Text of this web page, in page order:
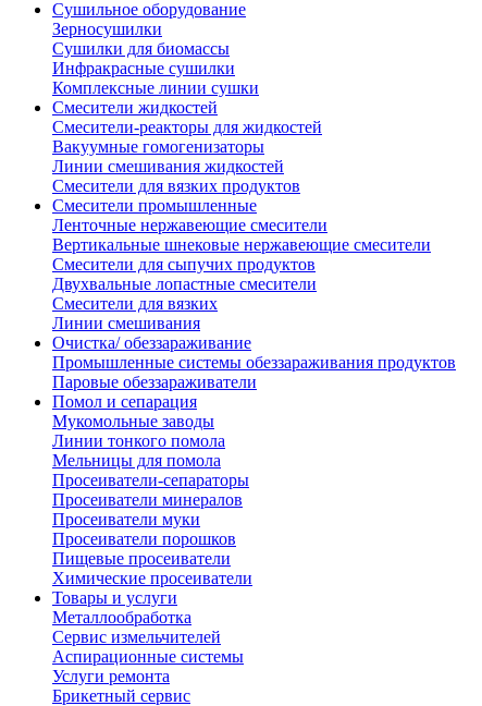
Сушильное оборудование
Зерносушилки
Сушилки для биомассы
Инфракрасные сушилки
Комплексные линии сушки
Смесители жидкостей
Смесители-реакторы для жидкостей
Вакуумные гомогенизаторы
Линии смешивания жидкостей
Смесители для вязких продуктов
Смесители промышленные
Ленточные нержавеющие смесители
Вертикальные шнековые нержавеющие смесители
Смесители для сыпучих продуктов
Двухвальные лопастные смесители
Смесители для вязких
Линии смешивания
Очистка/ обеззараживание
Промышленные системы обеззараживания продуктов
Паровые обеззараживатели
Помол и сепарация
Мукомольные заводы
Линии тонкого помола
Мельницы для помола
Просеиватели-сепараторы
Просеиватели минералов
Просеиватели муки
Просеиватели порошков
Пищевые просеиватели
Химические просеиватели
Товары и услуги
Металлообработка
Сервис измельчителей
Аспирационные системы
Услуги ремонта
Брикетный сервис